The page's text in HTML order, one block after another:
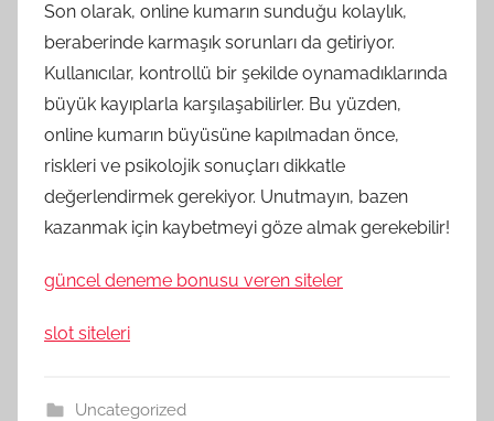
Son olarak, online kumarın sunduğu kolaylık,
beraberinde karmaşık sorunları da getiriyor.
Kullanıcılar, kontrollü bir şekilde oynamadıklarında
büyük kayıplarla karşılaşabilirler. Bu yüzden,
online kumarın büyüsüne kapılmadan önce,
riskleri ve psikolojik sonuçları dikkatle
değerlendirmek gerekiyor. Unutmayın, bazen
kazanmak için kaybetmeyi göze almak gerekebilir!
güncel deneme bonusu veren siteler
slot siteleri
Uncategorized